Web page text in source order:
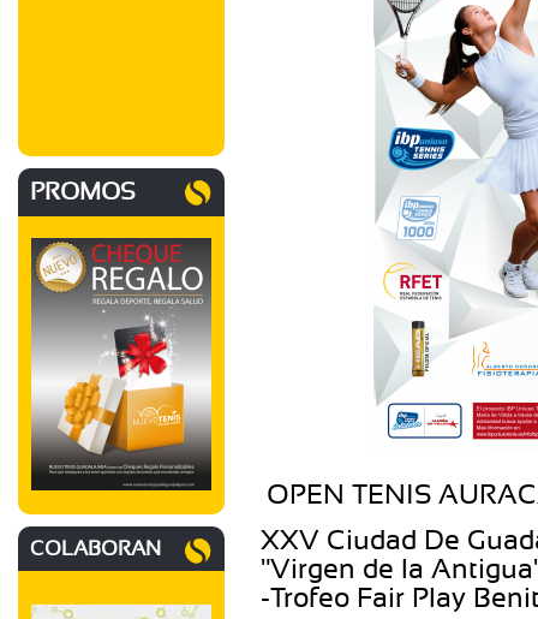
PROMOS
COLABORAN
OPEN TENIS
XXV Ciudad De
"Virgen de la
-Trofeo Fair Play